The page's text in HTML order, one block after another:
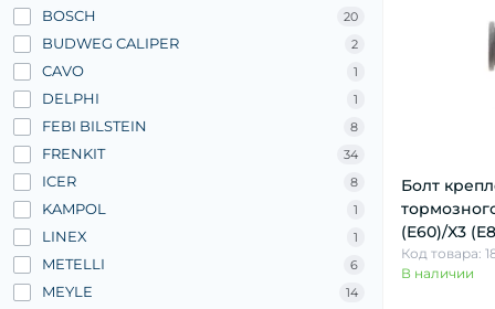
BOSCH 20
BUDWEG CALIPER 2
CAVO 1
DELPHI 1
FEBI BILSTEIN 8
FRENKIT 34
ICER 8
KAMPOL 1
LINEX 1
METELLI 6
MEYLE 14
Болт
(E60)/X3
Код товара:
В наличии